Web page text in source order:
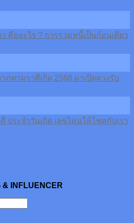
คืออะไร ? การรวมหนี้เป็นก้อนเดียว
ภตามราศีเกิด 2568 มาเปิดดวงรับ
ประจำวันเกิด เลขไหนให้โชคกับเรา
& INFLUENCER